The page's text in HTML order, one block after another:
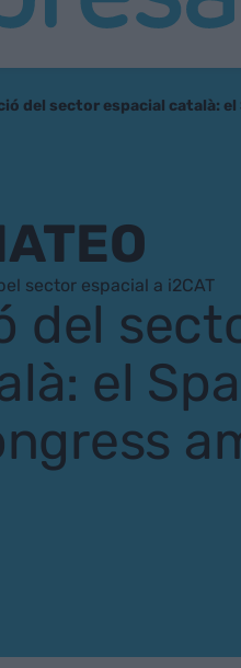
del sector espacial català:
sector espacial a i2CAT
del
el